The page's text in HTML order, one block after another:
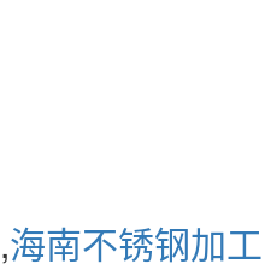
,海南不锈钢加工